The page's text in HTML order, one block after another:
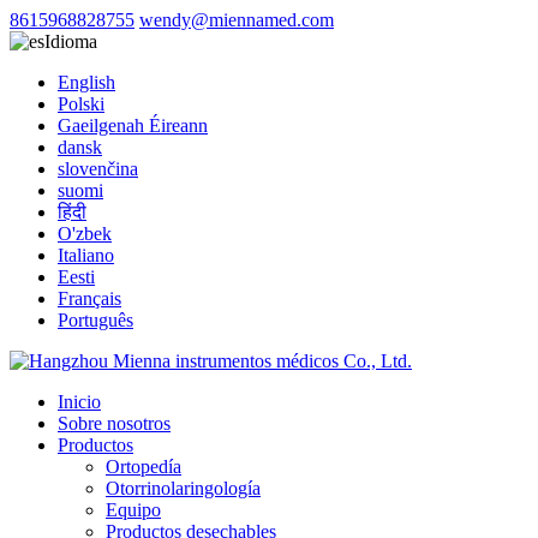
8615968828755 wendy@miennamed.com
Idioma
English
Polski
Gaeilgenah Éireann
dansk
slovenčina
suomi
हिंदी
O'zbek
Italiano
Eesti
Français
Português
Inicio
Sobre nosotros
Productos
Ortopedía
Otorrinolaringología
Equipo
Productos desechables